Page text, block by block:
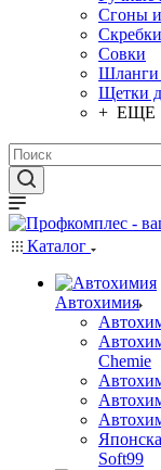
Сгоны
Скребки
Совки
Шланги
Щетки
+ ЕЩЕ
Каталог
Автохимия
Chemie
Soft99